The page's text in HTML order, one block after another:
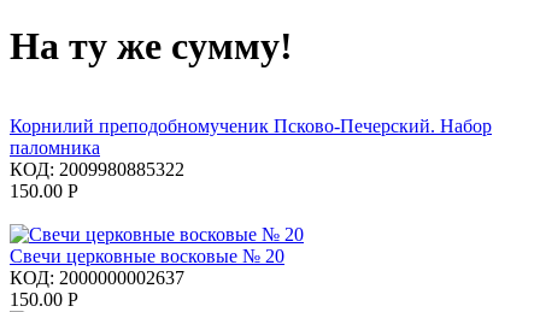
На ту же сумму!
Корнилий преподобномученик Псково-Печерский. Набор
паломника
КОД: 2009980885322
150.00 Р
Свечи церковные восковые № 20
КОД: 2000000002637
150.00 Р